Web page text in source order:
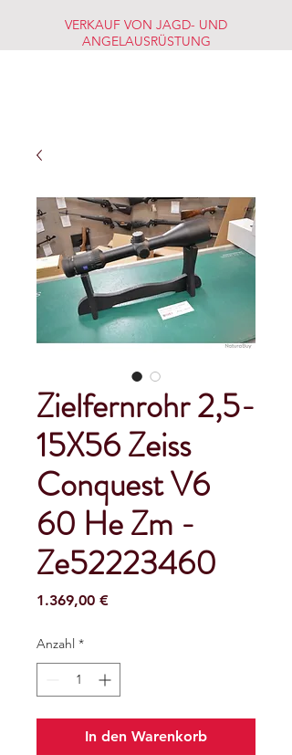
VERKAUF VON JAGD- UND
ANGELAUSRÜSTUNG
Zielfernrohr 2,5-
15X56 Zeiss
Conquest V6
60 He Zm -
Ze52223460
1.369,00 €Preis
Anzahl *
In den Warenkorb